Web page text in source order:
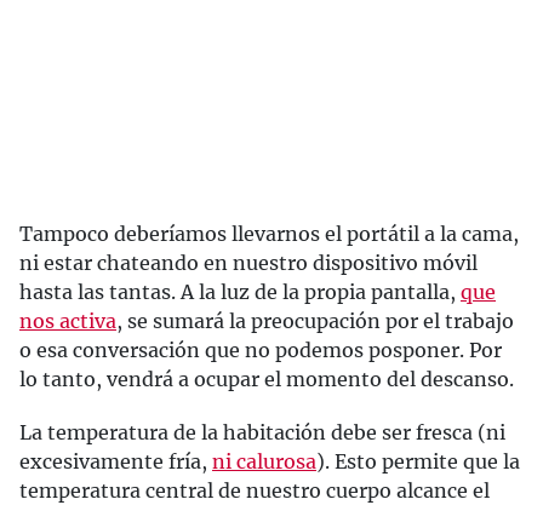
Tampoco deberíamos llevarnos el portátil a la cama,
ni estar chateando en nuestro dispositivo móvil
hasta las tantas. A la luz de la propia pantalla, que
nos activa, se sumará la preocupación por el trabajo
o esa conversación que no podemos posponer. Por
lo tanto, vendrá a ocupar el momento del descanso.
La temperatura de la habitación debe ser fresca (ni
excesivamente fría, ni calurosa). Esto permite que la
temperatura central de nuestro cuerpo alcance el